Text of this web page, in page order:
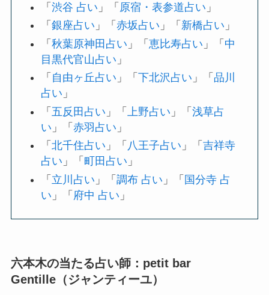
「渋谷 占い 」「 原宿・表参道占い 」
「銀座占い 」「赤坂占い 」「 新橋占い 」
「秋葉原神田占い 」「恵比寿占い 」「 中
目黒代官山占い 」
「 自由ヶ丘占い 」「下北沢占い 」「 品川
占い 」
「 五反田占い 」「 上野占い 」「浅草占
い 」「赤羽占い 」
「北千住占い 」「 八王子占い 」「吉祥寺
占い 」「 町田占い 」
「 立川占い 」「調布 占い 」「 国分寺 占
い 」「 府中 占い 」
六本木の当たる占い師：petit bar
Gentille（ジャンティーユ）